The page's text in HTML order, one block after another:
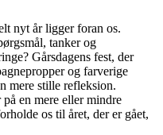
nyt år ligger foran os.
tanker og
Gårsdagens fest, der
og farverige
mere stille refleksion.
en mere eller mindre
os til året, der er gået,